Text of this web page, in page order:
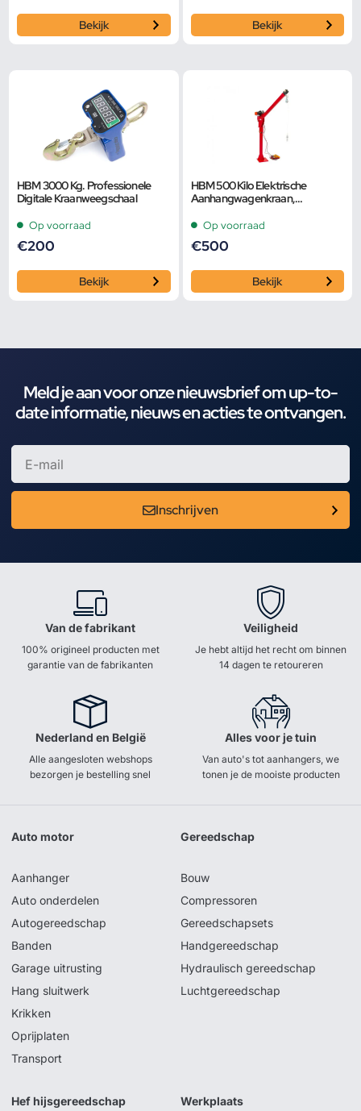
Bekijk Bekijk
HBM 3000 Kg. Professionele
Digitale Kraanweegschaal
Op voorraad
€200
Bekijk
HBM 500 Kilo Elektrische
Aanhangwagenkraan,
Op voorraad
€500
Bekijk
Meld je aan voor onze nieuwsbrief om up-to-
date informatie, nieuws en acties te ontvangen.
Inschrijven
Van de fabrikant
100% origineel producten met
garantie van de fabrikanten
Veiligheid
Je hebt altijd het recht om binnen
14 dagen te retoureren
Nederland en België
Alle aangesloten webshops
bezorgen je bestelling snel
Alles voor je tuin
Van auto's tot aanhangers, we
tonen je de mooiste producten
Auto motor
Aanhanger
Auto onderdelen
Autogereedschap
Banden
Garage uitrusting
Hang sluitwerk
Krikken
Oprijplaten
Transport
Gereedschap
Bouw
Compressoren
Gereedschapsets
Handgereedschap
Hydraulisch gereedschap
Luchtgereedschap
Hef hijsgereedschap Werkplaats